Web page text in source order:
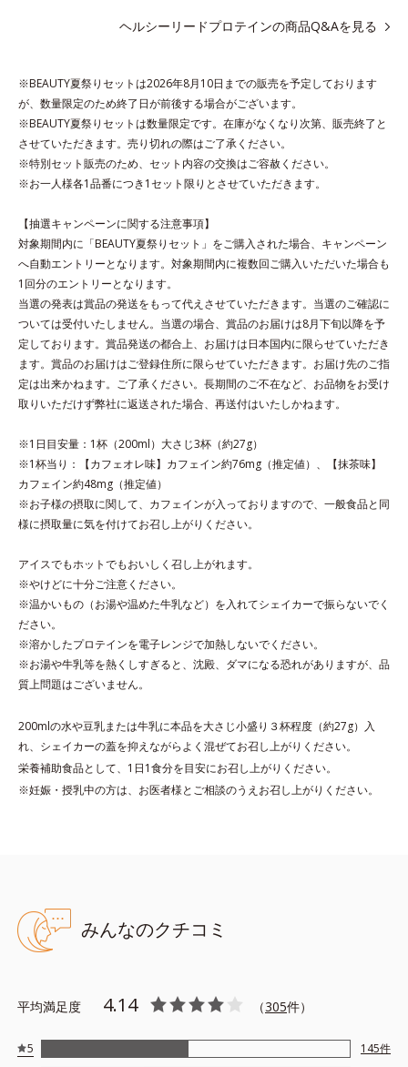
*1 1杯分（約27g）当り。コラーゲン含む。
各商品の詳しい情報は商品ページをご覧ください。
・BEAUTY夏祭りは、 こちら
ヘルシーリードプロテインの商品Q&Aを見る
※BEAUTY夏祭りセットは2026年8月10日までの販売を予定しております
が、数量限定のため終了日が前後する場合がございます。
※BEAUTY夏祭りセットは数量限定です。在庫がなくなり次第、販売終了と
させていただきます。売り切れの際はご了承ください。
※特別セット販売のため、セット内容の交換はご容赦ください。
※お一人様各1品番につき1セット限りとさせていただきます。
【抽選キャンペーンに関する注意事項】
対象期間内に「BEAUTY夏祭りセット」をご購入された場合、キャンペーン
へ自動エントリーとなります。対象期間内に複数回ご購入いただいた場合も
1回分のエントリーとなります。
当選の発表は賞品の発送をもって代えさせていただきます。当選のご確認に
ついては受付いたしません。当選の場合、賞品のお届けは8月下旬以降を予
定しております。賞品発送の都合上、お届けは日本国内に限らせていただき
ます。賞品のお届けはご登録住所に限らせていただきます。お届け先のご指
定は出来かねます。ご了承ください。長期間のご不在など、お品物をお受け
取りいただけず弊社に返送された場合、再送付はいたしかねます。
※1日目安量：1杯（200ml）大さじ3杯（約27g）
※1杯当り：【カフェオレ味】カフェイン約76mg（推定値）、【抹茶味】
カフェイン約48mg（推定値）
※お子様の摂取に関して、カフェインが入っておりますので、一般食品と同
様に摂取量に気を付けてお召し上がりください。
アイスでもホットでもおいしく召し上がれます。
※やけどに十分ご注意ください。
※温かいもの（お湯や温めた牛乳など）を入れてシェイカーで振らないでく
ださい。
※溶かしたプロテインを電子レンジで加熱しないでください。
※お湯や牛乳等を熱くしすぎると、沈殿、ダマになる恐れがありますが、品
質上問題はございません。
200mlの水や豆乳または牛乳に本品を大さじ小盛り３杯程度（約27g）入
れ、シェイカーの蓋を抑えながらよく混ぜてお召し上がりください。
栄養補助食品として、1日1食分を目安にお召し上がりください。
※妊娠・授乳中の方は、お医者様とご相談のうえお召し上がりください。
みんなのクチコミ
平均満足度 4.14 （305件）
5 145件